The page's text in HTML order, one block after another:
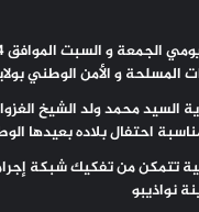
المسلحة و الأمن الوطني
السيد محمد ولد الشيخ
احتفال بلاده بعيدها
تتمكن من تفكيك شبكة
نواذيبو